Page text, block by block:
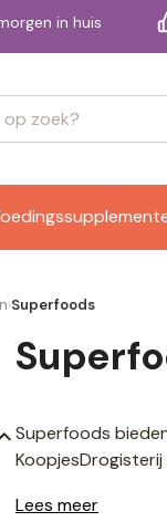
in huis
›Superfoods
Superfoods
Lees meer